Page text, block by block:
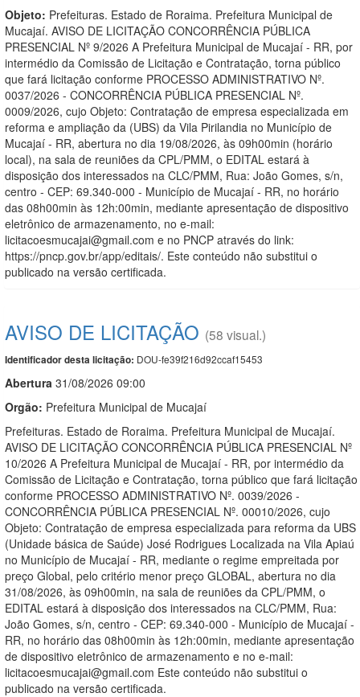
Objeto: Prefeituras. Estado de Roraima. Prefeitura Municipal de
Mucajaí. AVISO DE LICITAÇÃO CONCORRÊNCIA PÚBLICA
PRESENCIAL Nº 9/2026 A Prefeitura Municipal de Mucajaí - RR, por
intermédio da Comissão de Licitação e Contratação, torna público
que fará licitação conforme PROCESSO ADMINISTRATIVO Nº.
0037/2026 - CONCORRÊNCIA PÚBLICA PRESENCIAL Nº.
0009/2026, cujo Objeto: Contratação de empresa especializada em
reforma e ampliação da (UBS) da Vila Pirilandia no Município de
Mucajaí - RR, abertura no dia 19/08/2026, às 09h00min (horário
local), na sala de reuniões da CPL/PMM, o EDITAL estará à
disposição dos interessados na CLC/PMM, Rua: João Gomes, s/n,
centro - CEP: 69.340-000 - Município de Mucajaí - RR, no horário
das 08h00min às 12h:00min, mediante apresentação de dispositivo
eletrônico de armazenamento, no e-mail:
licitacoesmucajai@gmail.com e no PNCP através do link:
https://pncp.gov.br/app/editais/. Este conteúdo não substitui o
publicado na versão certificada.
AVISO DE LICITAÇÃO (58 visual.)
Identificador desta licitação: DOU-fe39f216d92ccaf15453
Abertura 31/08/2026 09:00
Orgão: Prefeitura Municipal de Mucajaí
Prefeituras. Estado de Roraima. Prefeitura Municipal de Mucajaí.
AVISO DE LICITAÇÃO CONCORRÊNCIA PÚBLICA PRESENCIAL Nº
10/2026 A Prefeitura Municipal de Mucajaí - RR, por intermédio da
Comissão de Licitação e Contratação, torna público que fará licitação
conforme PROCESSO ADMINISTRATIVO Nº. 0039/2026 -
CONCORRÊNCIA PÚBLICA PRESENCIAL Nº. 00010/2026, cujo
Objeto: Contratação de empresa especializada para reforma da UBS
(Unidade básica de Saúde) José Rodrigues Localizada na Vila Apiaú
no Município de Mucajaí - RR, mediante o regime empreitada por
preço Global, pelo critério menor preço GLOBAL, abertura no dia
31/08/2026, às 09h00min, na sala de reuniões da CPL/PMM, o
EDITAL estará à disposição dos interessados na CLC/PMM, Rua:
João Gomes, s/n, centro - CEP: 69.340-000 - Município de Mucajaí -
RR, no horário das 08h00min às 12h:00min, mediante apresentação
de dispositivo eletrônico de armazenamento e no e-mail:
licitacoesmucajai@gmail.com Este conteúdo não substitui o
publicado na versão certificada.